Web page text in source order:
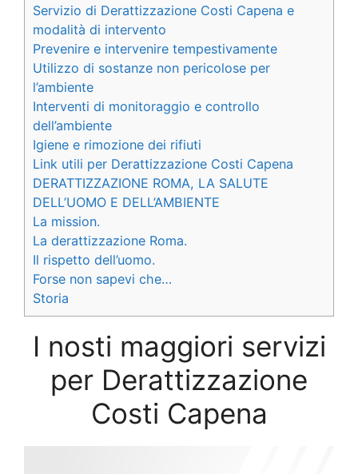
Servizio di Derattizzazione Costi Capena e
modalità di intervento
Prevenire e intervenire tempestivamente
Utilizzo di sostanze non pericolose per
l’ambiente
Interventi di monitoraggio e controllo
dell’ambiente
Igiene e rimozione dei rifiuti
Link utili per Derattizzazione Costi Capena
DERATTIZZAZIONE ROMA, LA SALUTE
DELL’UOMO E DELL’AMBIENTE
La mission.
La derattizzazione Roma.
Il rispetto dell’uomo.
Forse non sapevi che…
Storia
I nosti maggiori servizi
per Derattizzazione
Costi Capena